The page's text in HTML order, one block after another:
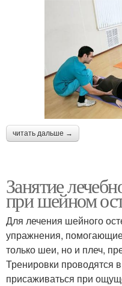
читать дальше →
Занятие
при шейном
Для лечения шейного
упражнения,
только шеи, но и плеч,
Тренировки проводятся
присаживаться при